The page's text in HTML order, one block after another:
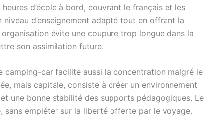
d’école à bord, couvrant le français et les
d’enseignement adapté tout en offrant la
évite une coupure trop longue dans la
son assimilation future.
camping-car facilite aussi la concentration malgré le
mais capitale, consiste à créer un environnement
une bonne stabilité des supports pédagogiques. Le
sans empiéter sur la liberté offerte par le voyage.